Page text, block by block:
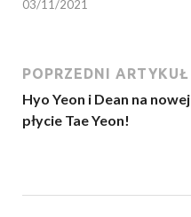
03/11/2021
POPRZEDNI ARTYKUŁ
Hyo Yeon i Dean na nowej
płycie Tae Yeon!